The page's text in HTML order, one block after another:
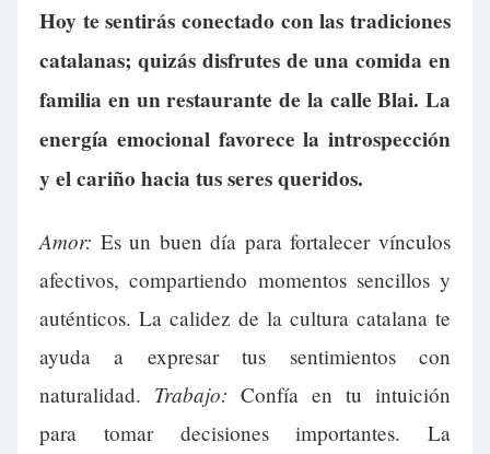
Hoy te sentirás conectado con las tradiciones
catalanas; quizás disfrutes de una comida en
familia en un restaurante de la calle Blai. La
energía emocional favorece la introspección
y el cariño hacia tus seres queridos.
Amor: Es un buen día para fortalecer vínculos
afectivos, compartiendo momentos sencillos y
auténticos. La calidez de la cultura catalana te
ayuda a expresar tus sentimientos con
naturalidad. Trabajo: Confía en tu intuición
para tomar decisiones importantes. La